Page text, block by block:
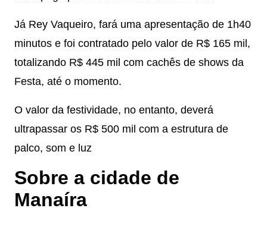
Já Rey Vaqueiro, fará uma apresentação de 1h40
minutos e foi contratado pelo valor de R$ 165 mil,
totalizando R$ 445 mil com cachês de shows da
Festa, até o momento.
O valor da festividade, no entanto, deverá
ultrapassar os R$ 500 mil com a estrutura de
palco, som e luz
Sobre a cidade de
Manaíra